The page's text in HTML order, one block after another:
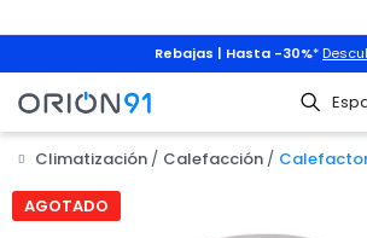
Rebajas | Hasta -30%*
Climatización Calefacción
AGOTADO
